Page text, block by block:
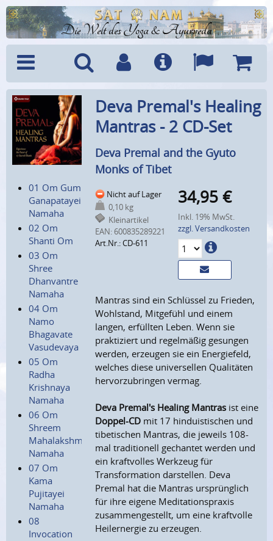
Die Welt des Yoga & Ayurveda
Menü SucheBenutzerkonto
Info Sprachen
01 Om Gum
Ganapatayei
Namaha
02 Om
Shanti Om
03 Om
Shree
Dhanvantre
Namaha
04 Om
Namo
Bhagavate
Vasudevaya
05 Om
Radha
Krishnaya
Namaha
06 Om
Shreem
Mahalakshmiyei
Namaha
07 Om
Kama
Pujitayei
Namaha
08
Invocation
Deva Premal's Healing
Mantras - 2 CD-Set
Deva Premal and the Gyuto
Monks of Tibet
Nicht auf Lager
0,10 kg
Kleinartikel
EAN:600835289221
Art.Nr.: CD-611
34,95 €
Inkl. 19% MwSt.
zzgl. Versandkosten
Mantras sind ein Schlüssel zu Frieden,
Wohlstand, Mitgefühl und einem
langen, erfüllten Leben. Wenn sie
praktiziert und regelmäßig gesungen
werden, erzeugen sie ein Energiefeld,
welches diese universellen Qualitäten
hervorzubringen vermag.
Deva Premal's Healing Mantras ist eine
Doppel-CD mit 17 hinduistischen und
tibetischen Mantras, die jeweils 108-
mal traditionell gechantet werden und
ein kraftvolles Werkzeug für
Transformation darstellen. Deva
Premal hat die Mantras ursprünglich
für ihre eigene Meditationspraxis
zusammengestellt, um eine kraftvolle
Heilernergie zu erzeugen.